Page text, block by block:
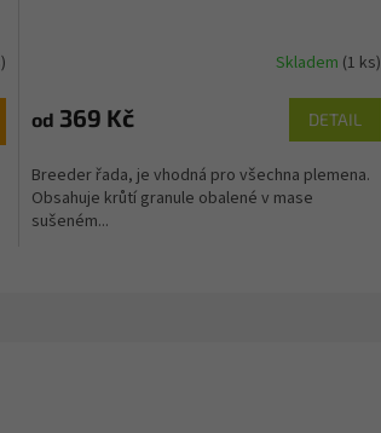
Skladem (1 ks)
od 369 Kč DETAIL
Breeder řada, je vhodná pro všechna plemena.
Obsahuje krůtí granule obalené v mase
sušeném...